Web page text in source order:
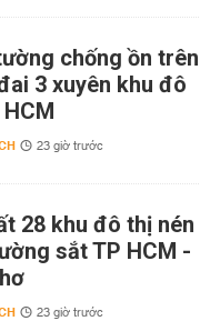
chống ồn trên
3 xuyên khu đô
23 giờ trước
28 khu đô thị nén
sắt TP HCM -
23 giờ trước